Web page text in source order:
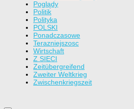
Poglądy
Politik
Polityka
POLSKI
Ponadczasowe
Terazniejszosc
Wirtschaft
Z SIECI
Zeitübergreifend
Zweiter Weltkrieg
Zwischenkriegszeit